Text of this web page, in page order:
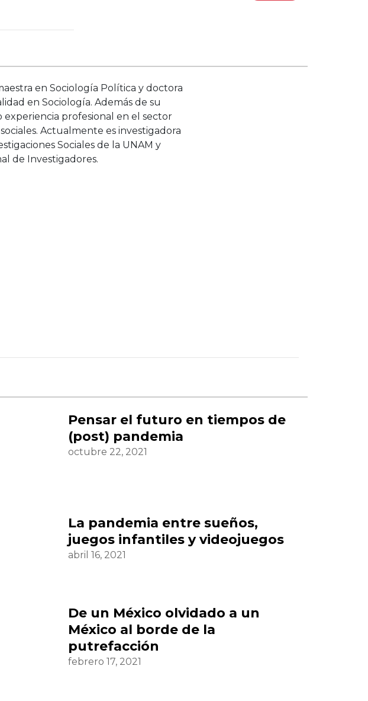
en Sociología Política y doctora
en Sociología. Además de su
experiencia profesional en el sector
Actualmente es investigadora
Sociales de la UNAM y
de Investigadores.
Pensar el futuro en tiempos de
(post) pandemia
octubre 22, 2021
La pandemia entre sueños,
juegos infantiles y videojuegos
abril 16, 2021
De un México olvidado a un
México al borde de la
putrefacción
febrero 17, 2021